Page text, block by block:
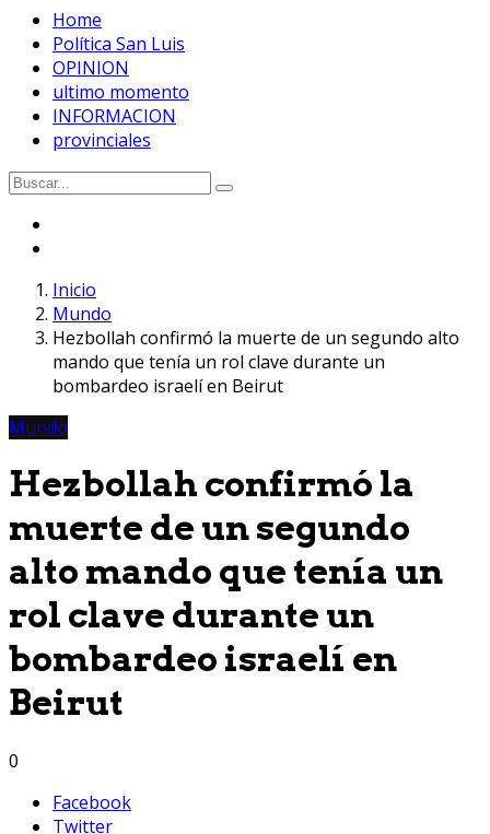
Home
Política San Luis
OPINION
ultimo momento
INFORMACION
provinciales
Inicio
Mundo
Hezbollah confirmó la muerte de un segundo alto
mando que tenía un rol clave durante un
bombardeo israelí en Beirut
Mundo
Hezbollah confirmó la
muerte de un segundo
alto mando que tenía un
rol clave durante un
bombardeo israelí en
Beirut
0
Facebook
Twitter